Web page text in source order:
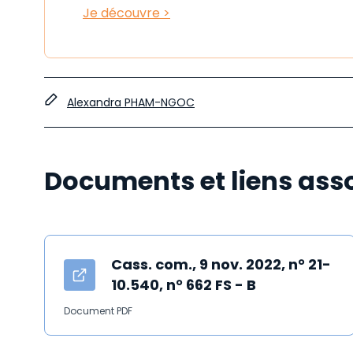
Je découvre >
Alexandra PHAM-NGOC
Documents et liens
Cass. com., 9 nov. 2022, n° 21-
10.540, n° 662 FS - B
Document PDF